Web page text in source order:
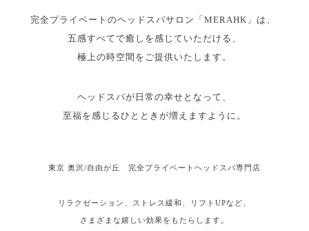
完全プライベートのヘッドスパサロン「MERAHK」は、
五感すべてで癒しを感じていただける、
極上の時空間をご提供いたします。
ヘッドスパが日常の幸せとなって、
至福を感じるひとときが増えますように。
東京 奥沢/自由が丘 完全プライベートヘッドスパ専門店
リラクゼーション、ストレス緩和、リフトUPなど、
さまざまな嬉しい効果をもたらします。